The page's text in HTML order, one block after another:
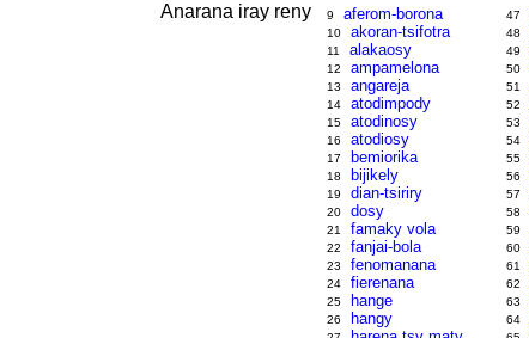
Anarana iray reny 9 aferom-borona
10 akoran-tsifotra
11 alakaosy
12 ampamelona
13 angareja
14 atodimpody
15 atodinosy
16 atodiosy
17 bemiorika
18 bijikely
19 dian-tsiriry
20 dosy
21 famaky vola
22 fanjai-bola
23 fenomanana
24 fierenana
25 hange
26 hangy
47
48
49
50
51
52
53
54
55
56
57
58
59
60
61
62
63
64